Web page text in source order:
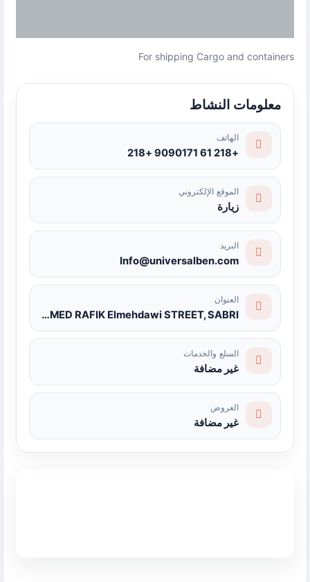
For shipping Cargo and containers
معلومات النشاط
الهاتف
+218 61 9090171 +218
الموقع الإلكتروني
زيارة
البريد
Info@universalben.com
العنوان
AHMED RAFIK Elmehdawi STREET, SABRI
السلع والخدمات
غير مضافة
العروض
غير مضافة